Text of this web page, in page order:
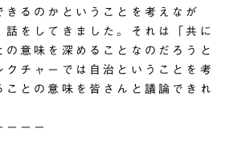
きるのかということを考えなが
話をしてきました。それは「共に
の意味を深めることなのだろうと
クチャーでは自治ということを考
ことの意味を皆さんと議論できれ
－－－